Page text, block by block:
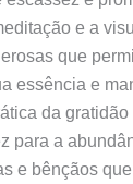
e a
que
essência e
da
para a
e bênçãos